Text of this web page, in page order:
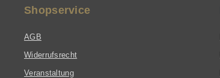
Shopservice
AGB
Widerrufsrecht
Veranstaltung